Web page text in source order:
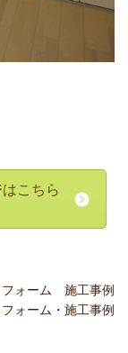
ーム
こちら
フォーム 施工事例
ォーム・施工事例